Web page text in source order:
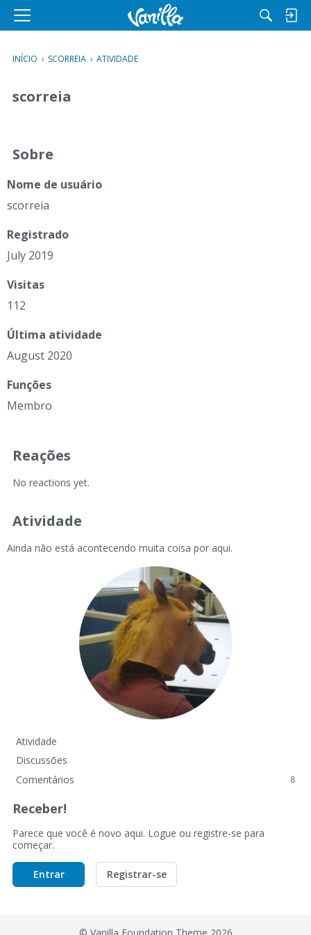
M
n
u
INÍCIO › SCORREIA › ATIVIDADE
scorreia
Sobre
Nome de usuário
scorreia
Registrado
July 2019
Visitas
112
Última atividade
August 2020
Funções
Membro
Reações
No reactions yet.
Atividade
Ainda não está acontecendo muita coisa por aqui.
Atividade
Discussões
Comentários
8
Receber!
Parece que você é novo aqui. Logue ou registre-se para
começar.
Entrar Registrar-se